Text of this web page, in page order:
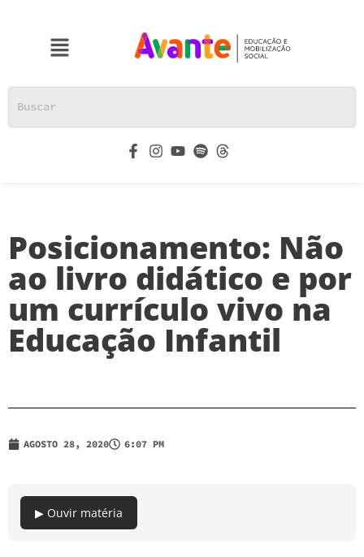
Posicionamento: Não
ao livro didático e por
um currículo vivo na
Educação Infantil
AGOSTO 28, 2020 6:07 PM
▶ Ouvir matéria